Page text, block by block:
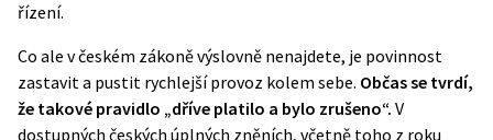
řízení.
Co ale v českém zákoně výslovně nenajdete, je povinnost
zastavit a pustit rychlejší provoz kolem sebe. Občas se tvrdí,
že takové pravidlo „dříve platilo a bylo zrušeno“. V
dostupných českých úplných zněních, včetně toho z roku